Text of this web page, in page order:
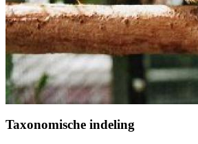
Taxonomische indeling